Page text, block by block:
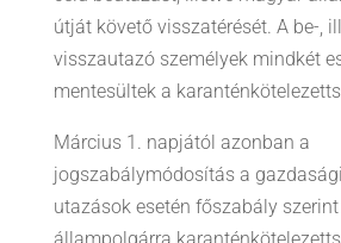
útját követő visszatérését. A be-,
visszautazó személyek mindkét
mentesültek a
Március 1. napjától azonban a
jogszabálymódosítás a
utazások esetén főszabály